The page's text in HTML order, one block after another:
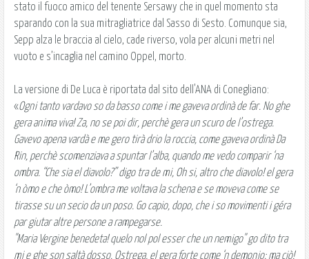
stato il fuoco amico del tenente Sersawy che in quel momento sta
sparando con la sua mitragliatrice dal Sasso di Sesto. Comunque sia,
Sepp alza le braccia al cielo, cade riverso, vola per alcuni metri nel
vuoto e s’incaglia nel camino Oppel, morto.
La versione di De Luca è riportata dal sito dell'ANA di Conegliano:
«Ogni tanto vardavo so da basso come i me gaveva ordinà de far. No ghe
gera anima viva! Za, no se poi dir, perchè gera un scuro de l’ostrega.
Gavevo apena vardà e me gero tirà drio la roccia, come gaveva ordinà Da
Rin, perchè scomenziava a spuntar l’alba, quando me vedo comparir ‘na
ombra. “Che sia el diavolo?” digo tra de mi, Oh si, altro che diavolo! el gera
‘n òmo e che òmo! L’ombra me voltava la schena e se moveva come se
tirasse su un secio da un poso. Go capio, dopo, che i so movimenti i géra
par giutar altre persone a rampegarse.
"Maria Vergine benedeta! quelo nol pol esser che un nemigo" go dito tra
mi e ghe son saltà dosso. Ostrega, el gera forte come ‘n demonio; ma ciò!